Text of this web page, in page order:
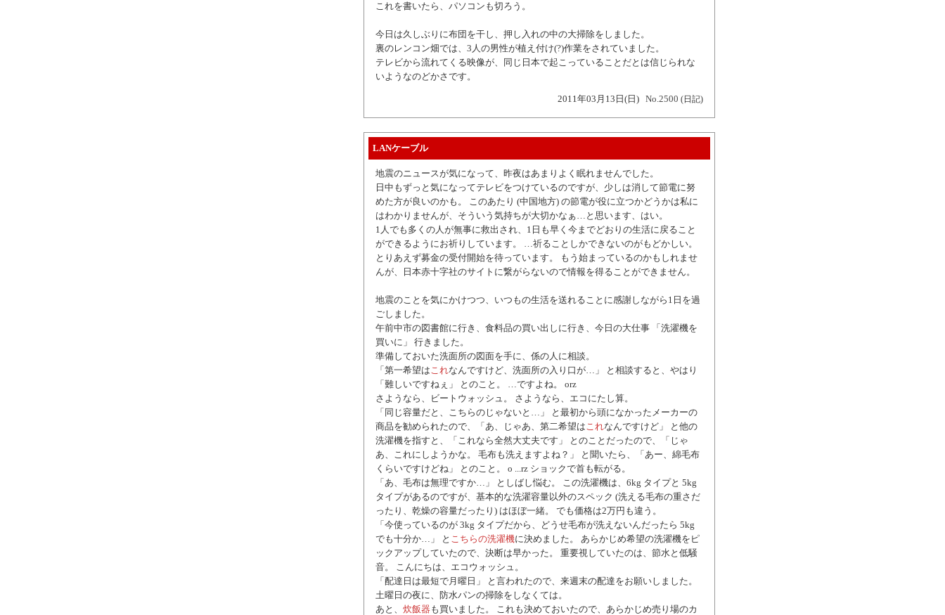
これを書いたら、パソコンも切ろう。
今日は久しぶりに布団を干し、押し入れの中の大掃除をしました。
裏のレンコン畑では、3人の男性が植え付け(?)作業をされていました。
テレビから流れてくる映像が、同じ日本で起こっていることだとは信じられな
いようなのどかさです。
2011年03月13日(日) No.2500 (日記)
LANケーブル
地震のニュースが気になって、昨夜はあまりよく眠れませんでした。
日中もずっと気になってテレビをつけているのですが、少しは消して節電に努
めた方が良いのかも。 このあたり (中国地方) の節電が役に立つかどうかは私に
はわかりませんが、そういう気持ちが大切かなぁ…と思います、はい。
1人でも多くの人が無事に救出され、1日も早く今までどおりの生活に戻ること
ができるようにお祈りしています。 …祈ることしかできないのがもどかしい。
とりあえず募金の受付開始を待っています。 もう始まっているのかもしれませ
んが、日本赤十字社のサイトに繋がらないので情報を得ることができません。
地震のことを気にかけつつ、いつもの生活を送れることに感謝しながら1日を過
ごしました。
午前中市の図書館に行き、食料品の買い出しに行き、今日の大仕事 「洗濯機を
買いに」 行きました。
準備しておいた洗面所の図面を手に、係の人に相談。
「第一希望はこれなんですけど、洗面所の入り口が…」 と相談すると、やはり
「難しいですねぇ」 とのこと。 …ですよね。 orz
さようなら、ビートウォッシュ。 さようなら、エコにたし算。
「同じ容量だと、こちらのじゃないと…」 と最初から頭になかったメーカーの
商品を勧められたので、「あ、じゃあ、第二希望はこれなんですけど」 と他の
洗濯機を指すと、「これなら全然大丈夫です」 とのことだったので、「じゃ
あ、これにしようかな。 毛布も洗えますよね？」 と聞いたら、「あー、綿毛布
くらいですけどね」 とのこと。 o ...rz ショックで首も転がる。
「あ、毛布は無理ですか…」 としばし悩む。 この洗濯機は、6kg タイプと 5kg
タイプがあるのですが、基本的な洗濯容量以外のスペック (洗える毛布の重さだ
ったり、乾燥の容量だったり) はほぼ一緒。 でも価格は2万円も違う。
「今使っているのが 3kg タイプだから、どうせ毛布が洗えないんだったら 5kg
でも十分か…」 と こちらの洗濯機に決めました。 あらかじめ希望の洗濯機をピ
ックアップしていたので、決断は早かった。 重要視していたのは、節水と低騒
音。 こんにちは、エコウォッシュ。
「配達日は最短で月曜日」 と言われたので、来週末の配達をお願いしました。
土曜日の夜に、防水パンの掃除をしなくては。
あと、 炊飯器 も買いました。 これも決めておいたので、あらかじめ売り場のカ